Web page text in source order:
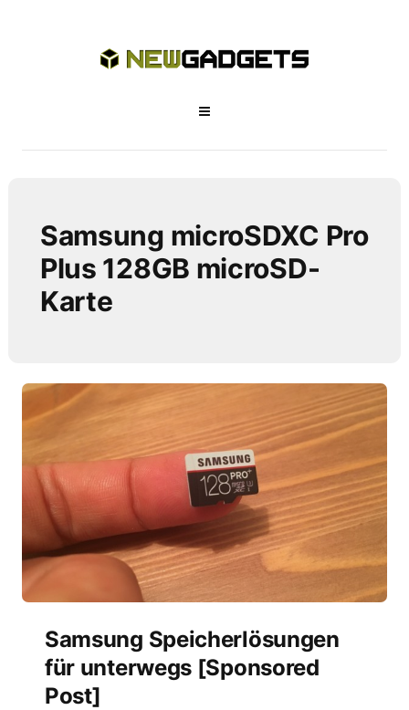
Samsung microSDXC Pro
Plus 128GB microSD-
Karte
Samsung Speicherlösungen
für unterwegs [Sponsored
Post]